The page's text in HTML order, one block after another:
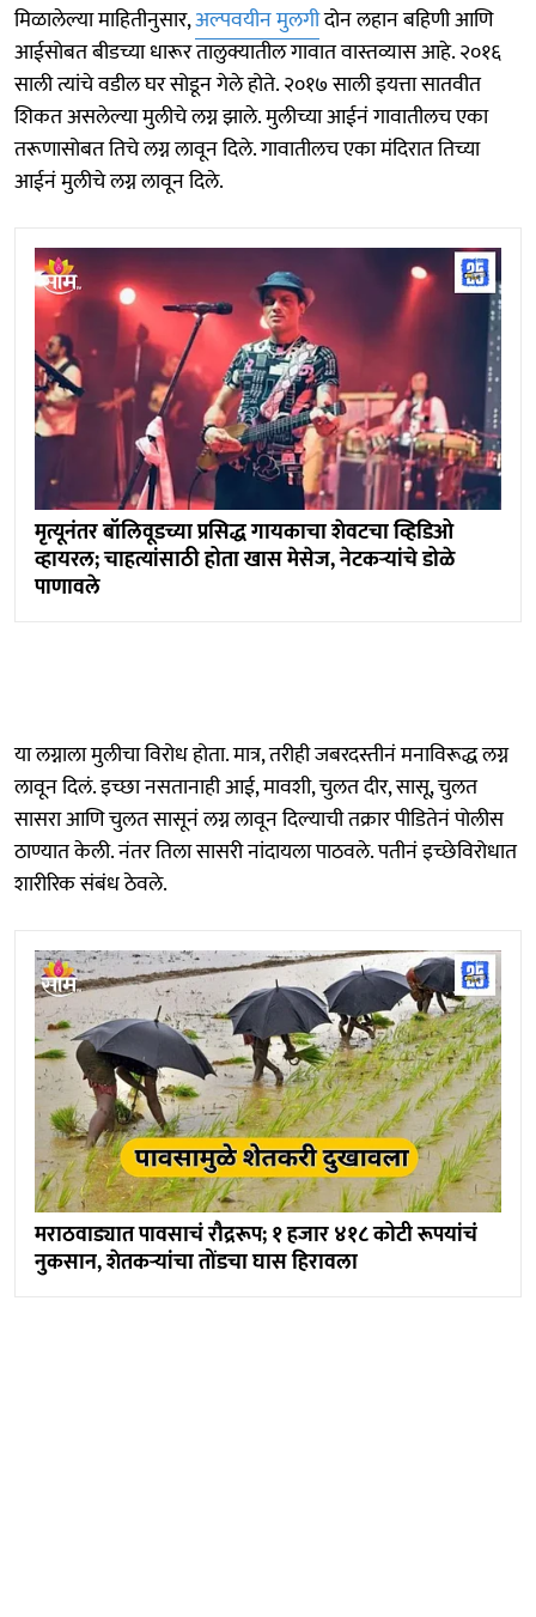
मिळालेल्या माहितीनुसार,अल्पवयीन मुलगीदोन लहान बहिणी आणि
आईसोबत बीडच्या धारूर तालुक्यातील गावात वास्तव्यास आहे. २०१६
साली त्यांचे वडील घर सोडून गेले होते. २०१७ साली इयत्ता सातवीत
शिकत असलेल्या मुलीचे लग्न झाले. मुलीच्या आईनं गावातीलच एका
तरूणासोबत तिचे लग्न लावून दिले. गावातीलच एका मंदिरात तिच्या
आईनं मुलीचे लग्न लावून दिले.
मृत्यूनंतर बॉलिवूडच्या प्रसिद्ध गायकाचा शेवटचा व्हिडिओ
व्हायरल; चाहत्यांसाठी होता खास मेसेज, नेटकऱ्यांचे डोळे
पाणावले
या लग्नाला मुलीचा विरोध होता. मात्र, तरीही जबरदस्तीनं मनाविरूद्ध लग्न
लावून दिलं. इच्छा नसतानाही आई, मावशी, चुलत दीर, सासू, चुलत
सासरा आणि चुलत सासूनं लग्न लावून दिल्याची तक्रार पीडितेनं पोलीस
ठाण्यात केली. नंतर तिला सासरी नांदायला पाठवले. पतीनं इच्छेविरोधात
शारीरिक संबंध ठेवले.
मराठवाड्यात पावसाचं रौद्ररूप; १ हजार ४१८ कोटी रूपयांचं
नुकसान, शेतकऱ्यांचा तोंडचा घास हिरावला